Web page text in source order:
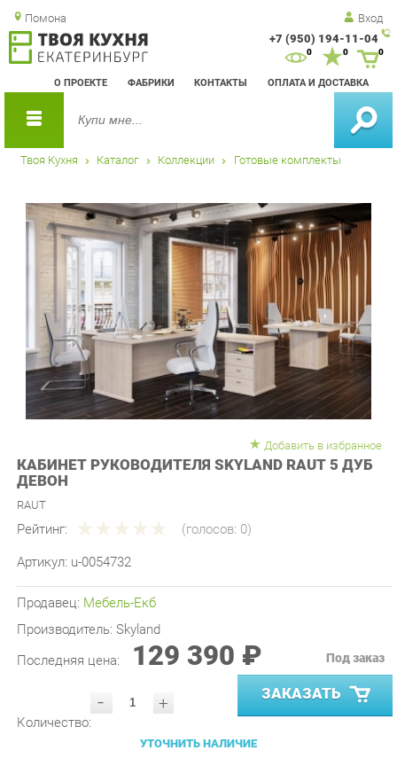
Помона Вход
+7 (950) 194-11-04
О ПРОЕКТЕ ФАБРИКИ КОНТАКТЫ ОПЛАТА И ДОСТАВКА
0 0
Твоя Кухня Каталог Коллекции Готовые комплекты
КАБИНЕТ РУКОВОДИТЕЛЯ SKYLAND RAUT 5 ДУБ
ДЕВОН
RAUT
Рейтинг:
u-0054732
Производитель:Skyland
Последняя цена: 129 390 ₽
- ЗАКАЗАТЬ
УТОЧНИТЬ НАЛИЧИЕ
ПРИГЛАСИТЬ ЗАМЕРЩИКА